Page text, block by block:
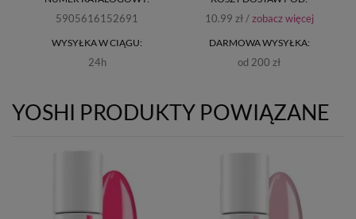
5905616152691
WYSYŁKA W CIĄGU:
24h
10.99 zł /zobacz więcej
DARMOWA WYSYŁKA:
od 200 zł
YOSHI PRODUKTY POWIĄZANE